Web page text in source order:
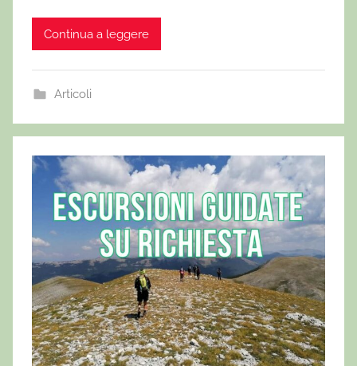
Continua a leggere
Articoli